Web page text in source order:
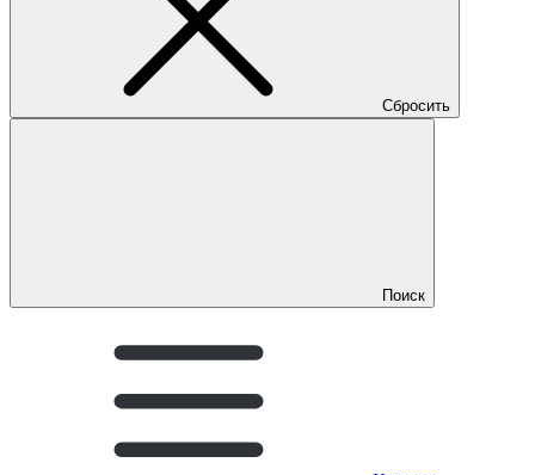
Сбросить
Поиск